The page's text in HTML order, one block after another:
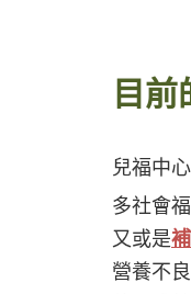
目前
兒福中
多社會福
又或是
營養不